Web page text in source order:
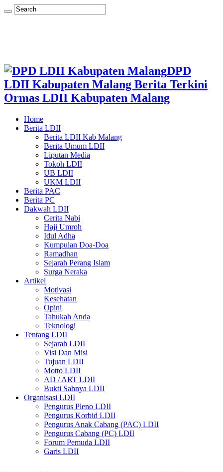
DPD
LDII Kabupaten Malang Berita Terkini
Ormas LDII Kabupaten Malang
Home
Berita LDII
Berita LDII Kab Malang
Berita Umum LDII
Liputan Media
Tokoh LDII
UB LDII
UKM LDII
Berita PAC
Berita PC
Dakwah LDII
Cerita Nabi
Haji Umroh
Idul Adha
Kumpulan Doa-Doa
Ramadhan
Sejarah Perang Islam
Surga Neraka
Artikel
Motivasi
Kesehatan
Opini
Tahukah Anda
Teknologi
Tentang LDII
Sejarah LDII
Visi Dan Misi
Tujuan LDII
Motto LDII
AD / ART LDII
Bukti Sahnya LDII
Organisasi LDII
Pengurus Pleno LDII
Pengurus Korbid LDII
Pengurus Anak Cabang (PAC) LDII
Pengurus Cabang (PC) LDII
Forum Pemuda LDII
Garis LDII